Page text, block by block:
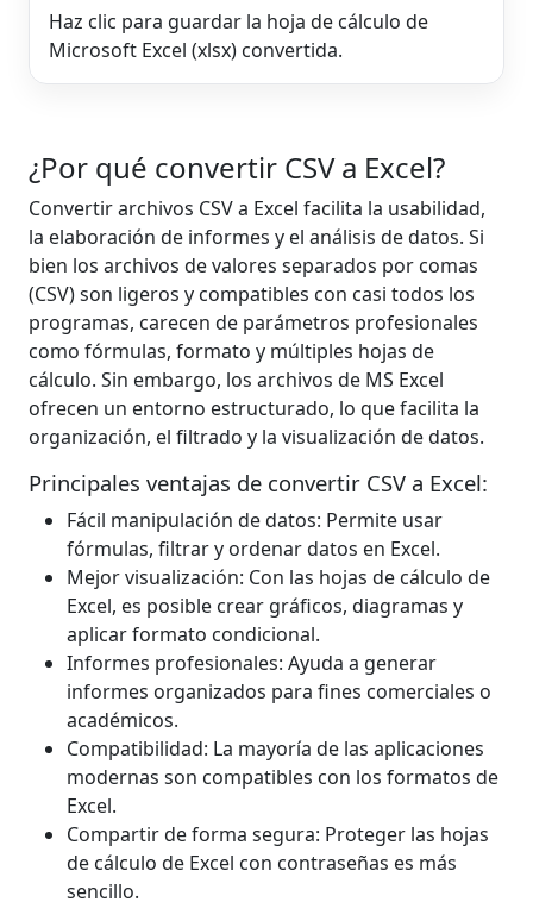
Haz clic para guardar la hoja de cálculo de
Microsoft Excel (xlsx) convertida.
¿Por qué convertir CSV a Excel?
Convertir archivos CSV a Excel facilita la usabilidad,
la elaboración de informes y el análisis de datos. Si
bien los archivos de valores separados por comas
(CSV) son ligeros y compatibles con casi todos los
programas, carecen de parámetros profesionales
como fórmulas, formato y múltiples hojas de
cálculo. Sin embargo, los archivos de MS Excel
ofrecen un entorno estructurado, lo que facilita la
organización, el filtrado y la visualización de datos.
Principales ventajas de convertir CSV a Excel:
Fácil manipulación de datos: Permite usar
fórmulas, filtrar y ordenar datos en Excel.
Mejor visualización: Con las hojas de cálculo de
Excel, es posible crear gráficos, diagramas y
aplicar formato condicional.
Informes profesionales: Ayuda a generar
informes organizados para fines comerciales o
académicos.
Compatibilidad: La mayoría de las aplicaciones
modernas son compatibles con los formatos de
Excel.
Compartir de forma segura: Proteger las hojas
de cálculo de Excel con contraseñas es más
sencillo.